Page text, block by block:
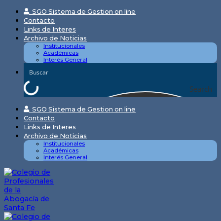
Skip
content
SGO Sistema de Gestion on line
Contacto
Links de Interes
Archivo de Noticias
Institucionales
Académicas
Interés General
Search
SGO Sistema de Gestion on line
Contacto
Links de Interes
Archivo de Noticias
Institucionales
Académicas
Interés General